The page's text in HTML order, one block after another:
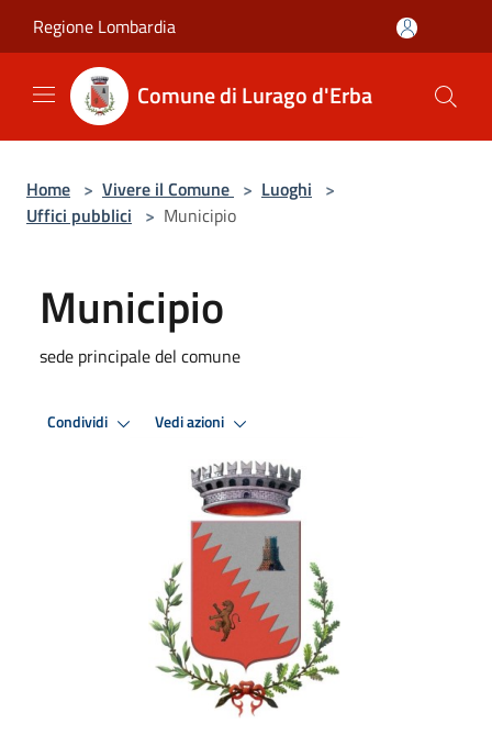
Regione Lombardia
Comune di Lurago d'Erba
Home > Vivere il Comune > Luoghi >
Uffici pubblici > Municipio
Municipio
sede principale del comune
Condividi Vedi azioni